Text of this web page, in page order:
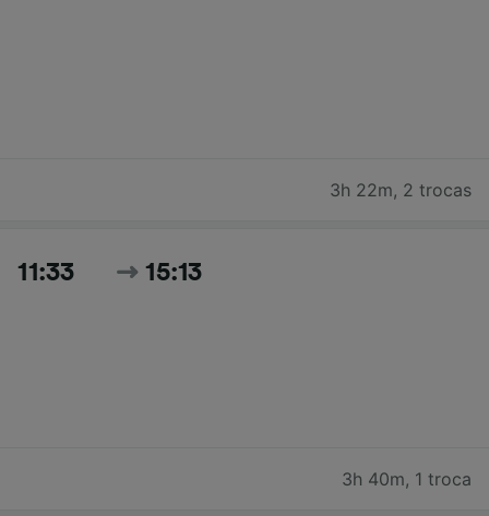
3h 22m, 2 trocas
11:33 15:13
3h 40m, 1 troca